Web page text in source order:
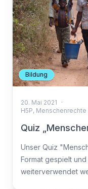
Bildung
20. Mai 2021
·
H5P, Menschenrechte
Quiz
Unser Quiz
Format gespielt
weiterverwendet